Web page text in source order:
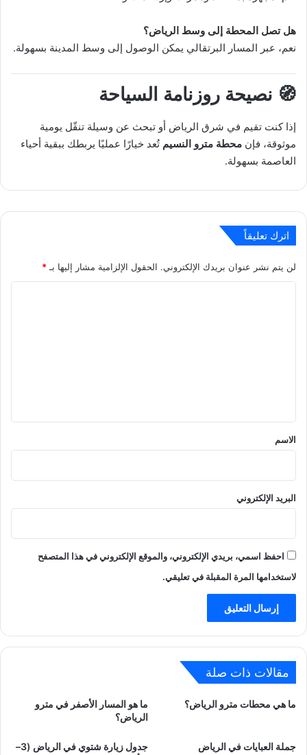
هل تصل المحطة إلى وسط الرياض؟
نعم، عبر المسار البرتقالي يمكن الوصول إلى وسط المدينة بسهولة.
🧭 نصيحة روزنامة السياحة
إذا كنت تقيم في شرق الرياض أو تبحث عن وسيلة تنقّل يومية
موثوقة، فإن محطة مترو النسيم تُعد خيارًا عمليًا يربطك ببقية أحياء
العاصمة بسهولة.
اترك تعليقاً
لن يتم نشر عنوان بريدك الإلكتروني. الحقول الإلزامية مشار إليها بـ *
*
الاسم
البريد الإلكتروني
احفظ اسمي، بريدي الإلكتروني، والموقع الإلكتروني في هذا المتصفح
لاستخدامها المرة المقبلة في تعليقي.
مقالات ذات صلة
ما هي محطات مترو الرياض؟
ما هو المسار الأصفر في مترو
الرياض؟
جملة العبايات في الرياض
جدول زيارة شتوي في الرياض (3–